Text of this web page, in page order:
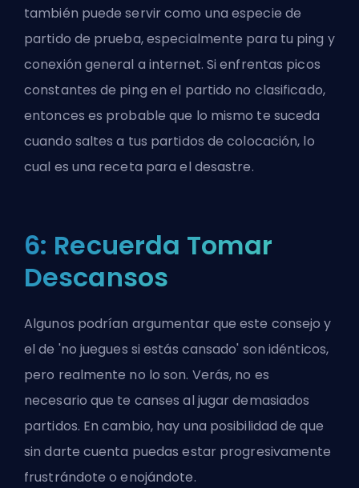
también puede servir como una especie de
partido de prueba, especialmente para tu ping y
conexión general a internet. Si enfrentas picos
constantes de ping en el partido no clasificado,
entonces es probable que lo mismo te suceda
cuando saltes a tus partidos de colocación, lo
cual es una receta para el desastre.
6: Recuerda Tomar
Descansos
Algunos podrían argumentar que este consejo y
el de 'no juegues si estás cansado' son idénticos,
pero realmente no lo son. Verás, no es
necesario que te canses al jugar demasiados
partidos. En cambio, hay una posibilidad de que
sin darte cuenta puedas estar progresivamente
frustrándote o enojándote.